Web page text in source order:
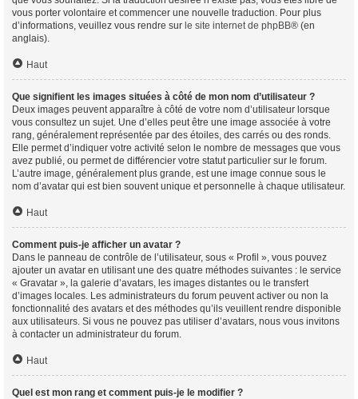
vous porter volontaire et commencer une nouvelle traduction. Pour plus
d’informations, veuillez vous rendre sur le site internet de phpBB® (en
anglais).
Haut
Que signifient les images situées à côté de mon nom d’utilisateur ?
Deux images peuvent apparaître à côté de votre nom d’utilisateur lorsque
vous consultez un sujet. Une d’elles peut être une image associée à votre
rang, généralement représentée par des étoiles, des carrés ou des ronds.
Elle permet d’indiquer votre activité selon le nombre de messages que vous
avez publié, ou permet de différencier votre statut particulier sur le forum.
L’autre image, généralement plus grande, est une image connue sous le
nom d’avatar qui est bien souvent unique et personnelle à chaque utilisateur.
Haut
Comment puis-je afficher un avatar ?
Dans le panneau de contrôle de l’utilisateur, sous « Profil », vous pouvez
ajouter un avatar en utilisant une des quatre méthodes suivantes : le service
« Gravatar », la galerie d’avatars, les images distantes ou le transfert
d’images locales. Les administrateurs du forum peuvent activer ou non la
fonctionnalité des avatars et des méthodes qu’ils veuillent rendre disponible
aux utilisateurs. Si vous ne pouvez pas utiliser d’avatars, nous vous invitons
à contacter un administrateur du forum.
Haut
Quel est mon rang et comment puis-je le modifier ?